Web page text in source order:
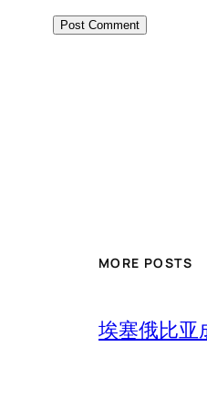
MORE POSTS
埃塞俄比亚